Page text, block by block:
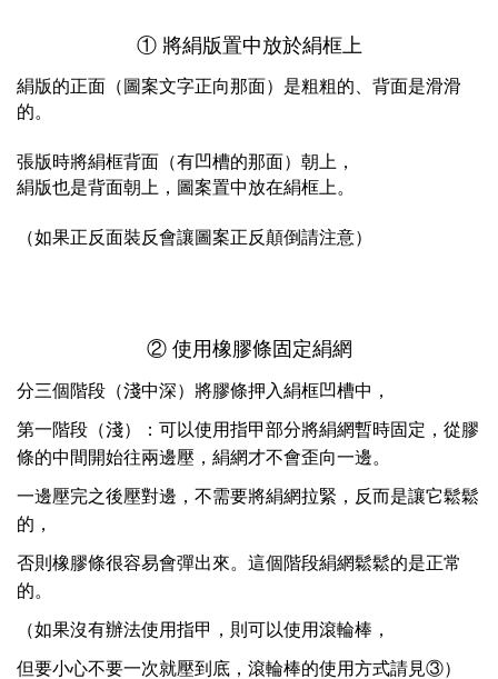
① 將絹版置中放於絹框上
絹版的正面（圖案文字正向那面）是粗粗的、背面是滑滑
的。
張版時將絹框背面（有凹槽的那面）朝上，
絹版也是背面朝上，圖案置中放在絹框上。
（如果正反面裝反會讓圖案正反顛倒請注意）
② 使用橡膠條固定絹網
分三個階段（淺中深）將膠條押入絹框凹槽中，
第一階段（淺）：可以使用指甲部分將絹網暫時固定，從膠
條的中間開始往兩邊壓，絹網才不會歪向一邊。
一邊壓完之後壓對邊，不需要將絹網拉緊，反而是讓它鬆鬆
的，
否則橡膠條很容易會彈出來。這個階段絹網鬆鬆的是正常
的。
（如果沒有辦法使用指甲，則可以使用滾輪棒，
但要小心不要一次就壓到底，滾輪棒的使用方式請見③）